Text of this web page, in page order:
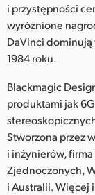
i przystępności
wyróżnione
DaVinci
1984 roku.
Blackmagic
produktami jak
Stworzona przez
i inżynierów,
Zjednoczonych,
i Australii. Więcej